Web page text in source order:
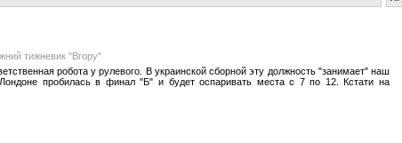
тижневик "Вгору"
робота у рулевого. В украинской сборной эту должность "занимает" наш
пробилась в финал "Б" и будет оспаривать места с 7 по 12. Кстати на